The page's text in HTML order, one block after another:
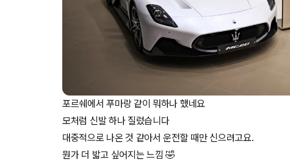
포르쉐에서 푸마랑 같이 뭐하나 했네요
모처럼 신발 하나 질렀습니다
대중적으로 나온 것 같아서 운전할 때만 신으려고요.
뭔가 더 밟고 싶어지는 느낌 🤣